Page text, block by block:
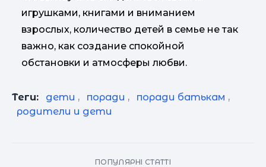
игрушками, книгами и вниманием
взрослых, количество детей в семье не так
важно, как создание спокойной
обстановки и атмосферы любви.
Теги: дети , поради , поради батькам ,
родители и дети
ПОПУЛЯРНІ СТАТТІ